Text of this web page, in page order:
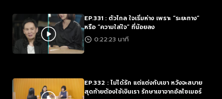
EP.331 : ตัวไกล ใจเริ่มห่าง เพราะ “ระยะทาง”
หรือ “ความใส่ใจ” ที่น้อยลง
0:22:23 นาที
EP.332 : ไม่ได้รัก แต่แต่งกับเขา หวังจะสบาย
สุดท้ายต้องใช้เงินเรา รักษาเขาจากอัลไซเมอร์